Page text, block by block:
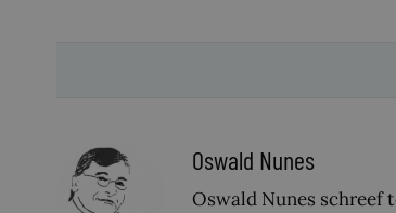
Oswald Nunes
Oswald Nunes schreef